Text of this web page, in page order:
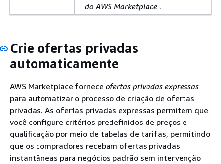
do AWS Marketplace .
Crie ofertas privadas
automaticamente
AWS Marketplace fornece ofertas privadas expressas
para automatizar o processo de criação de ofertas
privadas. As ofertas privadas expressas permitem que
você configure critérios predefinidos de preços e
qualificação por meio de tabelas de tarifas, permitindo
que os compradores recebam ofertas privadas
instantâneas para negócios padrão sem intervenção